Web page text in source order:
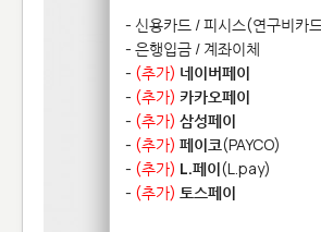
- 신용카드 / 피시스(연구비카
- 은행입금 / 계좌이체
- (추가) 네이버페이
- (추가) 카카오페이
- (추가) 삼성페이
- (추가) 페이코(PAYCO)
- (추가) L.페이(L.pay)
- (추가) 토스페이